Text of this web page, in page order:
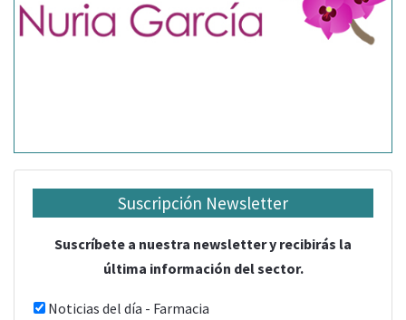
Suscripción Newsletter
Suscríbete a nuestra newsletter y recibirás la
última información del sector.
Noticias del día - Farmacia